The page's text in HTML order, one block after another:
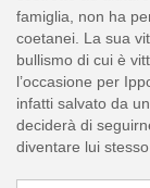
famiglia, non ha
coetanei. La sua
bullismo di cui è
l’occasione per
infatti salvato da
deciderà di
diventare lui stesso